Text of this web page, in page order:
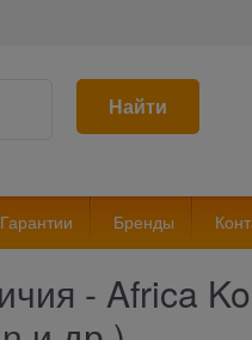
Найти
Гарантии Бренды
- Africa